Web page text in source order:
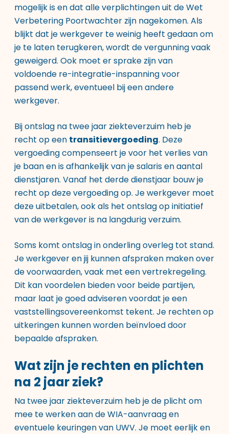
mogelijk is en dat alle verplichtingen uit de Wet
Verbetering Poortwachter zijn nagekomen. Als
blijkt dat je werkgever te weinig heeft gedaan om
je te laten terugkeren, wordt de vergunning vaak
geweigerd. Ook moet er sprake zijn van
voldoende re-integratie-inspanning voor
passend werk, eventueel bij een andere
werkgever.
Bij ontslag na twee jaar ziekteverzuim heb je
recht op een transitievergoeding. Deze
vergoeding compenseert je voor het verlies van
je baan en is afhankelijk van je salaris en aantal
dienstjaren. Vanaf het derde dienstjaar bouw je
recht op deze vergoeding op. Je werkgever moet
deze uitbetalen, ook als het ontslag op initiatief
van de werkgever is na langdurig verzuim.
Soms komt ontslag in onderling overleg tot stand.
Je werkgever en jij kunnen afspraken maken over
de voorwaarden, vaak met een vertrekregeling.
Dit kan voordelen bieden voor beide partijen,
maar laat je goed adviseren voordat je een
vaststellingsovereenkomst tekent. Je rechten op
uitkeringen kunnen worden beïnvloed door
bepaalde afspraken.
Wat zijn je rechten en plichten
na 2 jaar ziek?
Na twee jaar ziekteverzuim heb je de plicht om
mee te werken aan de WIA-aanvraag en
eventuele keuringen van UWV. Je moet eerlijk en